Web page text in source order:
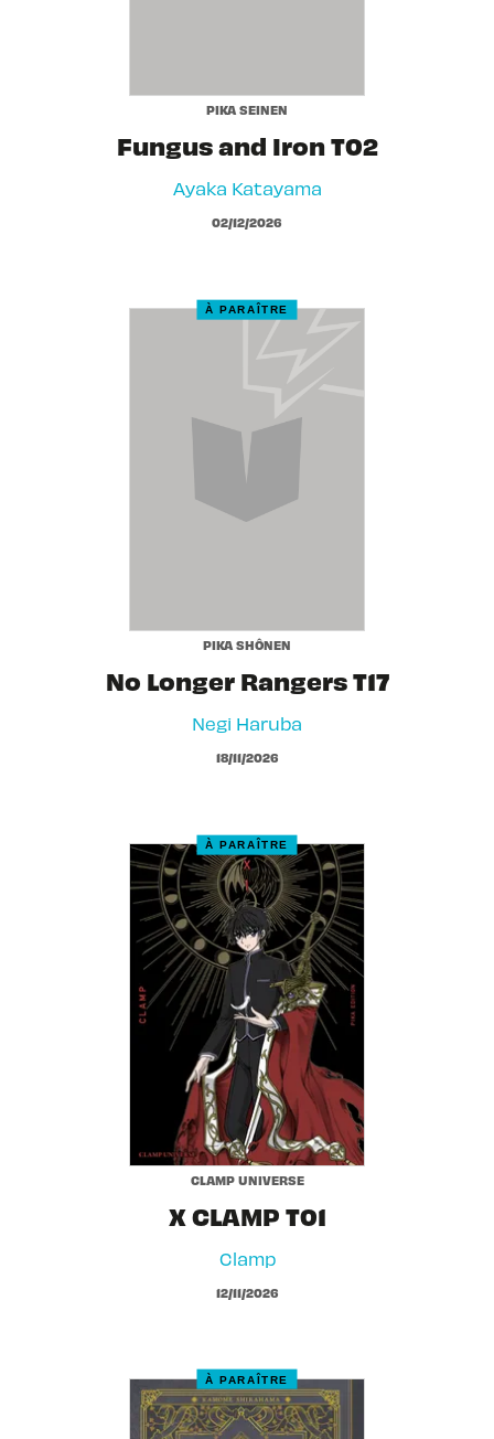
PIKA SEINEN
Fungus and Iron T02
Ayaka Katayama
02/12/2026
À PARAÎTRE
PIKA SHÔNEN
No Longer Rangers T17
Negi Haruba
18/11/2026
À PARAÎTRE
CLAMP UNIVERSE
X CLAMP T01
Clamp
12/11/2026
À PARAÎTRE